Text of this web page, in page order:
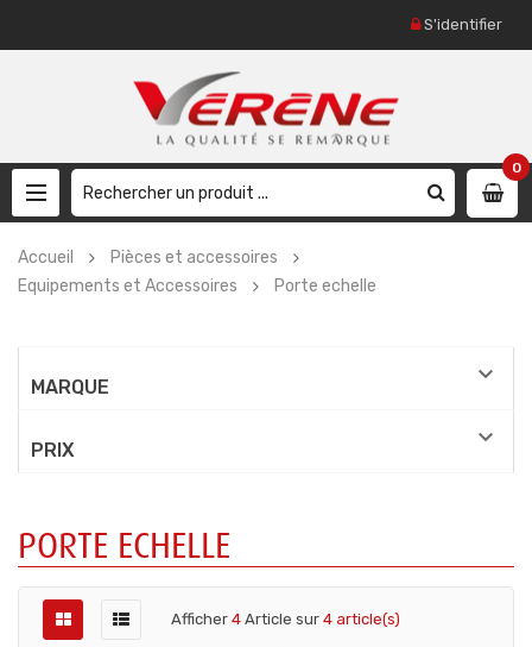
S'identifier
0
Accueil
Pièces et accessoires
Equipements et Accessoires
Porte echelle
MARQUE 
PRIX 
PORTE ECHELLE
Afficher 4 Article sur 4 article(s)